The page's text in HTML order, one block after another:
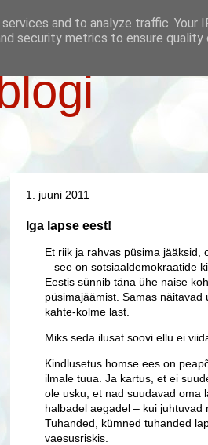
1. juuni 2011
Iga lapse eest!
Et riik ja rahvas püsima jääksid,
– see on sotsiaaldemokraatide
Eestis sünnib täna ühe naise
püsimajäämist. Samas
kahte-kolme last.
Miks seda ilusat soovi ellu ei
Kindlusetus homse ees on
ilmale tuua. Ja kartus, et ei
ole usku, et nad suudavad oma
halbadel aegadel – kui juhtuvad
Tuhanded, kümned tuhanded
vaesusriskis.
and to analyze traffic. Your
security metrics to ensure